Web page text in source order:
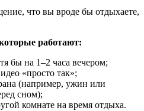
что вы вроде бы отдыхаете,
работают:
бы на 1–2 часа вечером;
«просто так»;
(например, ужин или
сном);
комнате на время отдыха.